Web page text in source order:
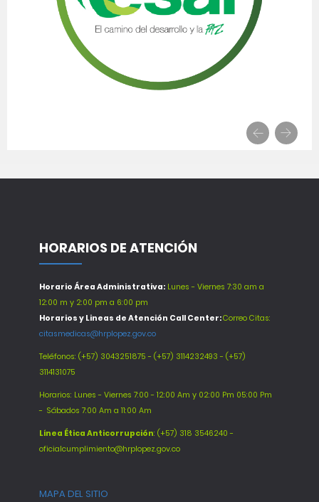
HORARIOS DE ATENCIÓN
Horario Área Administrativa: Lunes - Viernes 7:30 am a
12:00 m y 2:00 pm a 6:00 pm
Horarios y Lineas de Atención Call Center:Correo Citas:
citasmedicas@hrplopez.gov.co
Teléfonos: (+57) 3043251875 - (+57) 3114232493 - (+57)
3114131075
Horarios: Lunes - Viernes 7:00 - 12:00 Am y 02:00 Pm 05:00 Pm
- Sábados 7:00 Am a 11:00 Am
Línea Ética Anticorrupción: (+57) 318 3546240 -
oficialcumplimiento@hrplopez.gov.co
MAPA DEL SITIO